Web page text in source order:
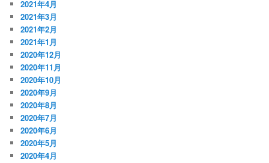
2021年4月
2021年3月
2021年2月
2021年1月
2020年12月
2020年11月
2020年10月
2020年9月
2020年8月
2020年7月
2020年6月
2020年5月
2020年4月